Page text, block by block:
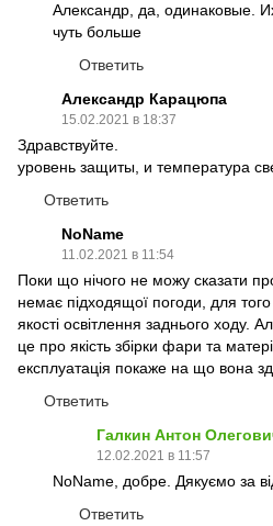
Александр, да, одинаковые.
чуть больше
Ответить
Александр Карацюпа
15.02.2021 в 18:37
Здравствуйте.
уровень защиты, и температура
Ответить
NoName
11.02.2021 в 11:54
Поки що нічого не можу сказати
немає підходящої погоди, для
якості освітлення заднього ходу.
це про якість збірки фари та
експлуатація покаже на що вона
Ответить
Галкин Антон
12.02.2021 в 11:57
NoName, добре. Дякуємо за
Ответить